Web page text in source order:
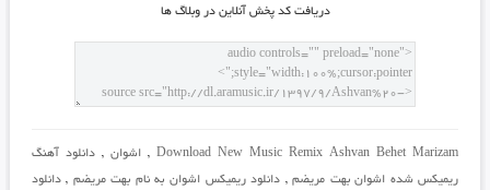
دريافت کد پخش آنلاين در وبلاگ ها
Download New Music Remix Ashvan Behet Marizam
,اشوان ,دانلود آهنگ
ریمیکس شده اشوان بهت مریضم, دانلود ریمیکس اشوان به نام بهت مریضم ,دانلود